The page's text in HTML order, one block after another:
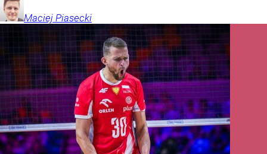
Maciej Piasecki